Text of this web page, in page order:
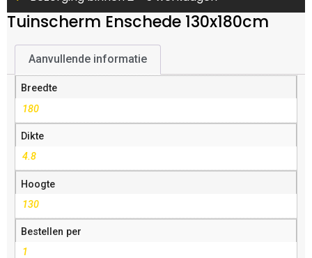
Tuinscherm Enschede 130x180cm
Aanvullende informatie
Breedte
180
Dikte
4.8
Hoogte
130
Bestellen per
1